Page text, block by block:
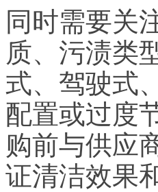
同时需要关
质、污渍类
式、驾驶式
配置或过度
购前与供应
证清洁效果